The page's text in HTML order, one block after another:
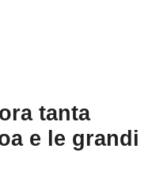
tanta
e le grandi